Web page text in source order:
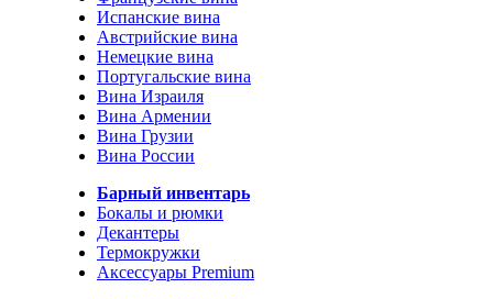
Испанские вина
Австрийские вина
Немецкие вина
Португальские вина
Вина Израиля
Вина Армении
Вина Грузии
Вина России
Барный инвентарь
Бокалы и рюмки
Декантеры
Термокружки
Аксессуары Premium